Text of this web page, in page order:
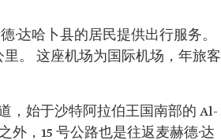
·达哈卜县的居民提供出行服务。
里。 这座机场为国际机场，年旅客
，始于沙特阿拉伯王国南部的 Al-
，15 号公路也是往返麦赫德·达